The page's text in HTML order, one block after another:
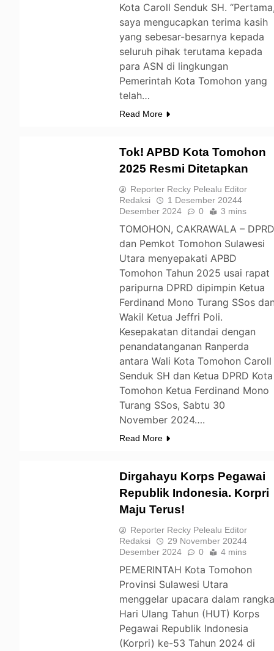
Kota Caroll Senduk SH.
saya mengucapkan terima kasih
yang sebesar-besarnya kepada
seluruh pihak terutama kepada
para ASN di lingkungan
Pemerintah Kota Tomohon yang
telah…
Read More
Tok! APBD Kota Tomohon
2025 Resmi Ditetapkan
Reporter Recky Pelealu Editor
Redaksi
1 Desember 20244
Desember 2024
0 3 mins
TOMOHON, CAKRAWALA –
dan Pemkot Tomohon Sulawesi
Utara menyepakati APBD
Tomohon Tahun 2025 usai rapat
paripurna DPRD dipimpin Ketua
Ferdinand Mono Turang SSos
Wakil Ketua Jeffri Poli.
Kesepakatan ditandai dengan
penandatanganan Ranperda
antara Wali Kota Tomohon Caroll
Senduk SH dan Ketua DPRD Kota
Tomohon Ketua Ferdinand Mono
Turang SSos, Sabtu 30
November 2024….
Read More
Dirgahayu Korps Pegawai
Republik Indonesia. Korpri
Maju Terus!
Reporter Recky Pelealu Editor
Redaksi
29 November 20244
Desember 2024
0 4 mins
PEMERINTAH Kota Tomohon
Provinsi Sulawesi Utara
menggelar upacara dalam
Hari Ulang Tahun (HUT) Korps
Pegawai Republik Indonesia
(Korpri) ke-53 Tahun 2024 di